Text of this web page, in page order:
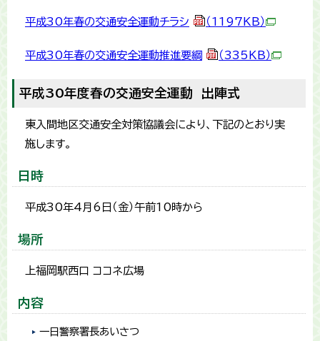
平成30年春の交通安全運動チラシ （1197KB）
平成30年春の交通安全運動推進要綱 （335KB）
平成30年度春の交通安全運動 出陣式
東入間地区交通安全対策協議会により、下記のとおり実
施します。
日時
平成30年4月6日（金）午前10時から
場所
上福岡駅西口 ココネ広場
内容
一日警察署長あいさつ